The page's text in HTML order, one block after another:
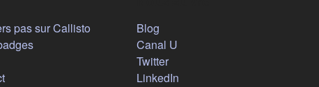
pas sur Callisto
Blog(s'ouvre dans un nouvel onglet)
Canal U(s'ouvre dans un nouvel
Twitter(s'ouvre dans un nouvel
LinkedIn(s'ouvre dans un nouvel